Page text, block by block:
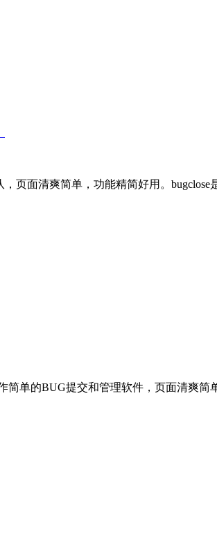
页面清爽简单，功能精简好用。
单的BUG提交和管理软件，页面清爽